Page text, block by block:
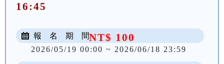
16:45
NT$ 100
報 名 期 間
2026/05/19 00:00 ~ 2026/06/18 23:59